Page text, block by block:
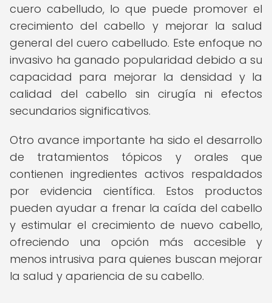
cuero cabelludo, lo que puede promover el
crecimiento del cabello y mejorar la salud
general del cuero cabelludo. Este enfoque no
invasivo ha ganado popularidad debido a su
capacidad para mejorar la densidad y la
calidad del cabello sin cirugía ni efectos
secundarios significativos.
Otro avance importante ha sido el desarrollo
de tratamientos tópicos y orales que
contienen ingredientes activos respaldados
por evidencia científica. Estos productos
pueden ayudar a frenar la caída del cabello
y estimular el crecimiento de nuevo cabello,
ofreciendo una opción más accesible y
menos intrusiva para quienes buscan mejorar
la salud y apariencia de su cabello.